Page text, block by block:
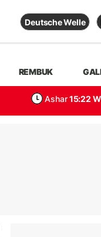
Deutsche Welle
REMBUK
Ashar 15:22